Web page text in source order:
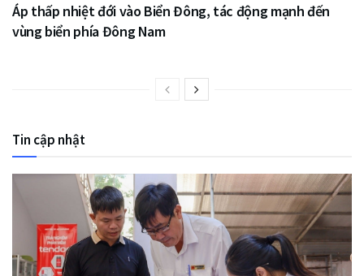
Áp thấp nhiệt đới vào Biển Đông, tác động mạnh đến
vùng biển phía Đông Nam
Tin cập nhật